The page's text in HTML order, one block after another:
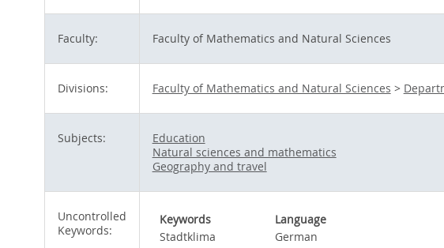
Faculty: Faculty of Mathematics and Natural Sciences
Divisions: Faculty of Mathematics and Natural Sciences >
Subjects:
Education
Natural sciences and mathematics
Geography and travel
Uncontrolled
Keywords:
Keywords
Language
Stadtklima
German